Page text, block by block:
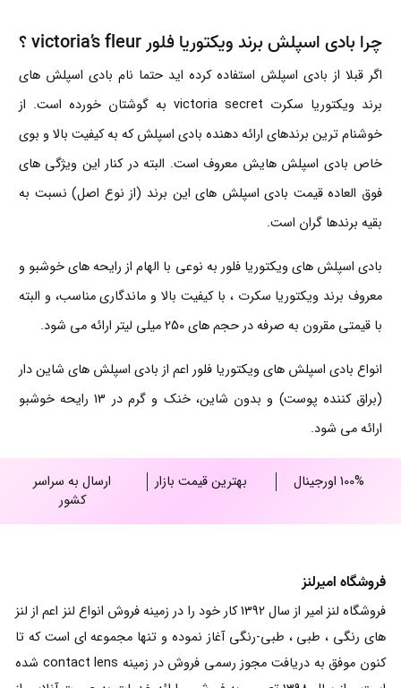
چرا بادی اسپلش برند ویکتوریا فلور victoria’s fleur ؟
اگر قبلا از بادی اسپلش استفاده کرده اید حتما نام بادی اسپلش های
برند ویکتوریا سکرت victoria secret به گوشتان خورده است. از
خوشنام ترین برندهای ارائه دهنده بادی اسپلش که به کیفیت بالا و بوی
خاص بادی اسپلش هایش معروف است. البته در کنار این ویژگی های
فوق العاده قیمت بادی اسپلش های این برند (از نوع اصل) نسبت به
بقیه برندها گران است.
بادی اسپلش های ویکتوریا فلور به نوعی با الهام از رایحه های خوشبو و
معروف برند ویکتوریا سکرت ، با کیفیت بالا و ماندگاری مناسب، و البته
با قیمتی مقرون به صرفه در حجم های 250 میلی لیتر ارائه می شود.
انواع بادی اسپلش های ویکتوریا فلور اعم از بادی اسپلش های شاین دار
(براق کننده پوست) و بدون شاین، خنک و گرم در 13 رایحه خوشبو
ارائه می شود.
100% اورجینال بهترین قیمت بازار
ارسال به سراسر
کشور
فروشگاه امیرلنز
فروشگاه لنز امیر از سال 1392 کار خود را در زمینه فروش انواع لنز اعم از لنز
های رنگی ، طبی ، طبی-رنگی آغاز نموده و تنها مجموعه ای است که تا
کنون موفق به دریافت مجوز رسمی فروش در زمینه contact lens شده